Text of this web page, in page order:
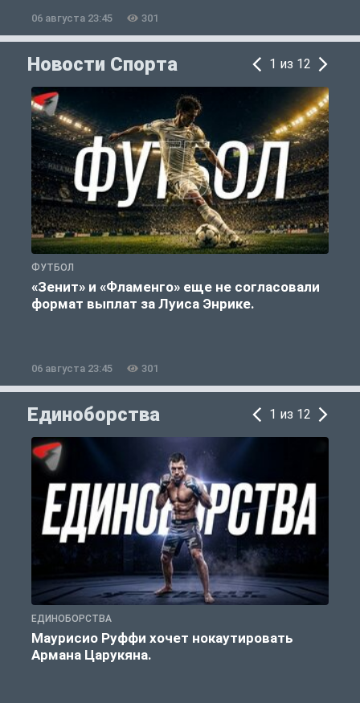
06 августа 23:45 301
Новости Спорта 1 из 12
ФУТБОЛ
«Зенит» и «Фламенго» еще не согласовали
формат выплат за Луиса Энрике.
06 августа 23:45 301
Единоборства 1 из 12
ЕДИНОБОРСТВА
Маурисио Руффи хочет нокаутировать
Армана Царукяна.